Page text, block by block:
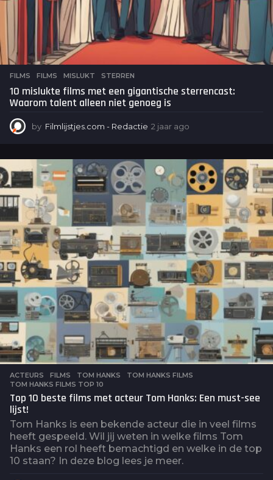
FILMS FILMS ,MISLUKT ,STERREN
10 mislukte films met een gigantische sterrencast:
Waarom talent alleen niet genoeg is
by Filmlijstjes.com - Redactie 2 jaar ago
a
r
a
g
ACTEURS ,FILMS TOM HANKS ,TOM HANKS FILMS
TOM HANKS FILMS TOP 10
Top 10 beste films met acteur Tom Hanks: Een must-see
lijst!
Tom Hanks is een bekende acteur die in veel films
heeft gespeeld. Wil jij weten in welke films Tom
Hanks een rol heeft bemachtigd en welke in de top
10 staan? In deze blog lees je meer.